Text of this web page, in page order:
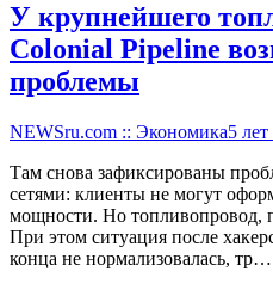
У крупнейшего
Colonial Pipeline
проблемы
NEWSru.com :: Экономика5 лет
Там снова зафиксированы
сетями: клиенты не могут
мощности. Но топливопровод,
При этом ситуация после
конца не нормализовалась, тр…